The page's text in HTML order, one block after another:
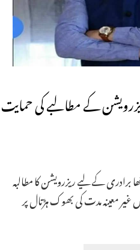
کے مطالبے کی حمایت
برادری کے لیے ریزرویشن کا مطالبہ
معینہ مدت کی بھوک ہڑتال پر